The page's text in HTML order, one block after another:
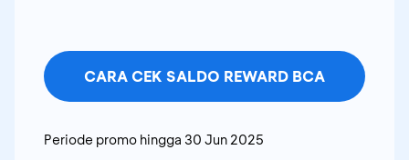
CARA CEK SALDO REWARD BCA
Periode promo hingga 30 Jun 2025